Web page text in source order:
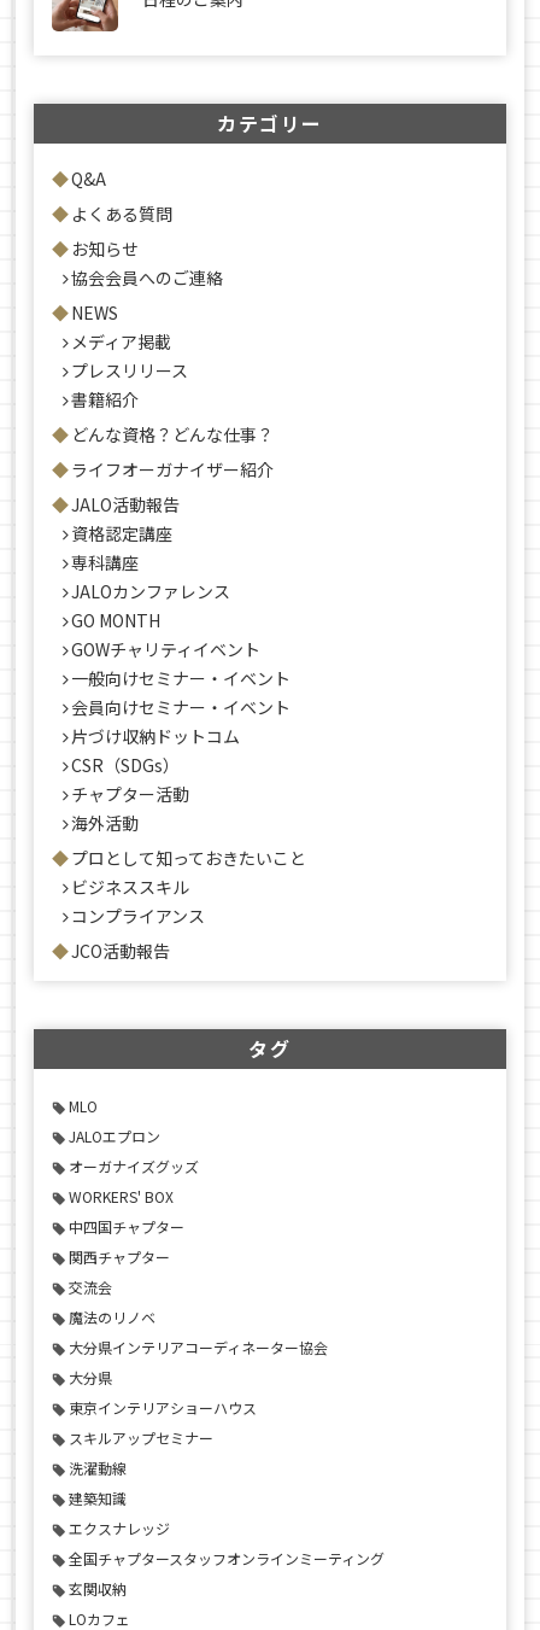
カテゴリー
Q&A
よくある質問
お知らせ
協会会員へのご連絡
NEWS
メディア掲載
プレスリリース
書籍紹介
どんな資格？どんな仕事？
ライフオーガナイザー紹介
JALO活動報告
資格認定講座
専科講座
JALOカンファレンス
GO MONTH
GOWチャリティイベント
一般向けセミナー・イベント
会員向けセミナー・イベント
片づけ収納ドットコム
CSR（SDGs）
チャプター活動
海外活動
プロとして知っておきたいこと
ビジネススキル
コンプライアンス
JCO活動報告
タグ
MLO
JALOエプロン
オーガナイズグッズ
WORKERS' BOX
中四国チャプター
関西チャプター
交流会
魔法のリノベ
大分県インテリアコーディネーター協会
大分県
東京インテリアショーハウス
スキルアップセミナー
洗濯動線
建築知識
エクスナレッジ
全国チャプタースタッフオンラインミーティング
玄関収納
LOカフェ